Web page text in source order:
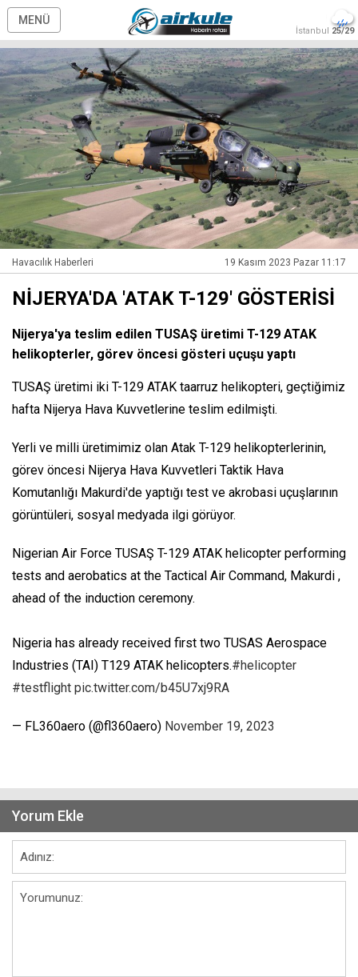
MENÜ
İstanbul 25/29
Havacılık Haberleri 19 Kasım 2023 Pazar 11:17
NİJERYA'DA 'ATAK T-129' GÖSTERİSİ
Nijerya'ya teslim edilen TUSAŞ üretimi T-129 ATAK
helikopterler, görev öncesi gösteri uçuşu yaptı
TUSAŞ üretimi iki T-129 ATAK taarruz helikopteri, geçtiğimiz
hafta Nijerya Hava Kuvvetlerine teslim edilmişti.
Yerli ve milli üretimimiz olan Atak T-129 helikopterlerinin,
görev öncesi Nijerya Hava Kuvvetleri Taktik Hava
Komutanlığı Makurdi'de yaptığı test ve akrobasi uçuşlarının
görüntüleri, sosyal medyada ilgi görüyor.
Nigerian Air Force TUSAŞ T-129 ATAK helicopter performing
tests and aerobatics at the Tactical Air Command, Makurdi ,
ahead of the induction ceremony.
Nigeria has already received first two TUSAS Aerospace
Industries (TAI) T129 ATAK helicopters.#helicopter
#testflight pic.twitter.com/b45U7xj9RA
— FL360aero (@fl360aero) November 19, 2023
Yorum Ekle